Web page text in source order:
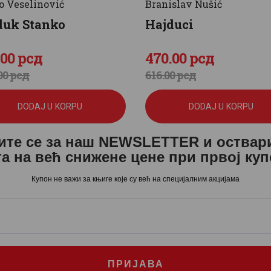
Veselinović
Stanko
рсд
00рсд
DODAJ U KORPU
Branislav Nušić
Hajduci
616.00рсд
Originalna
cena
je
bila:
616.
0
рсд.
470.00рсд
Trenutna
cena
je:
470.
0
рсд.
DODAJ U KORPU
се за наш NEWSLETTER и
на већ снижене цене при првој
Купон не важи за књиге које су већ на специјалним акцијама
ПРИЈАВА